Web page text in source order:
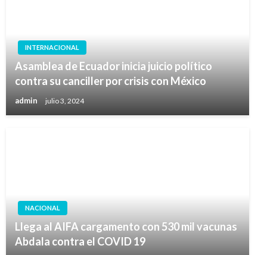
INTERNACIONAL
Asamblea de Ecuador inicia juicio político
contra su canciller por crisis con México
admin julio 3, 2024
NACIONAL
Llega al AIFA cargamento con 530 mil vacunas
Abdala contra el COVID 19